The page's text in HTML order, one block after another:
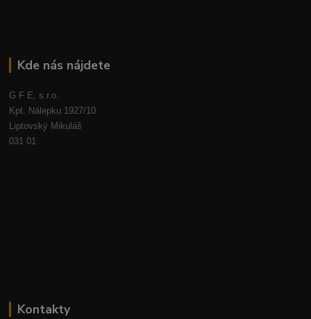
Kde nás nájdete
G F E, s.r.o.
Kpt. Nálepku 1927/10
Liptovský Mikuláš
031 01
Kontakty